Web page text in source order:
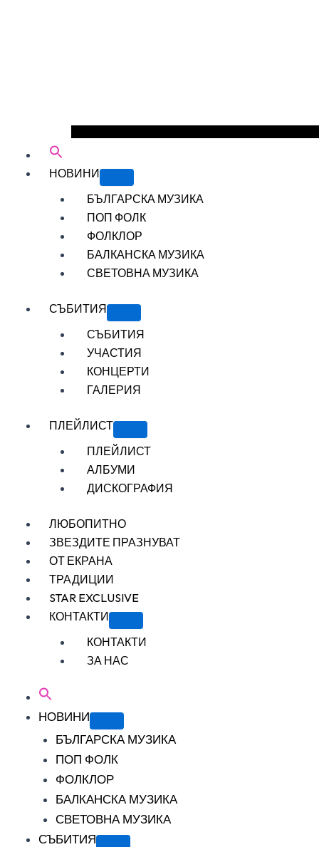
НОВИНИ
БЪЛГАРСКА МУЗИКА
ПОП ФОЛК
ФОЛКЛОР
БАЛКАНСКА МУЗИКА
СВЕТОВНА МУЗИКА
СЪБИТИЯ
СЪБИТИЯ
УЧАСТИЯ
КОНЦЕРТИ
ГАЛЕРИЯ
ПЛЕЙЛИСТ
ПЛЕЙЛИСТ
АЛБУМИ
ДИСКОГРАФИЯ
ЛЮБОПИТНО
ЗВЕЗДИТЕ ПРАЗНУВАТ
ОТ ЕКРАНА
ТРАДИЦИИ
STAR EXCLUSIVE
КОНТАКТИ
КОНТАКТИ
ЗА НАС
НОВИНИ
БЪЛГАРСКА МУЗИКА
ПОП ФОЛК
ФОЛКЛОР
БАЛКАНСКА МУЗИКА
СВЕТОВНА МУЗИКА
СЪБИТИЯ